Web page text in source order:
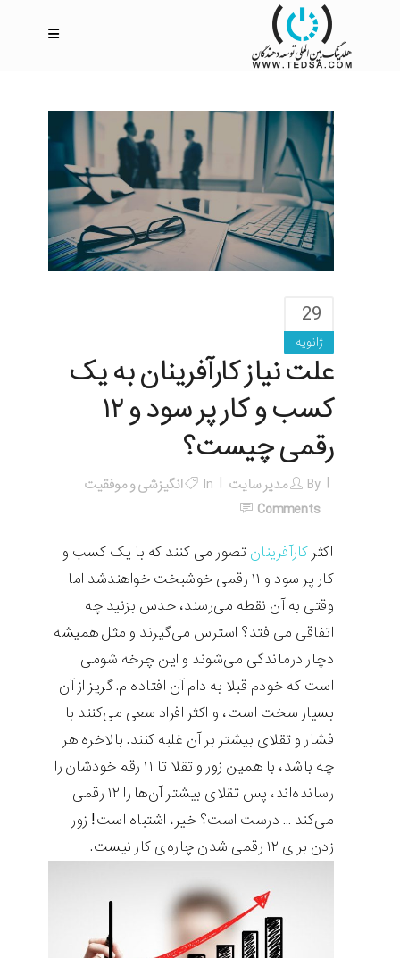
29
ژانویه
علت نیاز کارآفرینان به یک
کسب و کار پر سود و ۱۲
رقمی چیست؟
By مدیر سایت In
انگیزشی و موفقیت
Comments
اکثر کارآفرینان تصور می کنند که با یک کسب و
کار پر سود و ۱۱ رقمی خوشبخت خواهندشد اما
وقتی به آن نقطه می‌رسند، حدس بزنید چه
اتفاقی می‌افتد؟ استرس می‌گیرند و مثل همیشه
دچار درماندگی می‌شوند و این چرخه شومی
است که خودم قبلا به دام آن افتاده‌ام. گریز از آن
بسیار سخت است، و اکثر افراد سعی می‌کنند با
فشار و تقلای بیشتر بر آن غلبه کنند. بالاخره هر
چه باشد، با همین زور و تقلا تا ۱۱ رقم خودشان را
رسانده‌اند، پس تقلای بیشتر آن‌ها را ۱۲ رقمی
می‌کند … درست است؟ خیر، اشتباه است! زور
زدن برای ۱۲ رقمی شدن چاره‌ی کار نیست.